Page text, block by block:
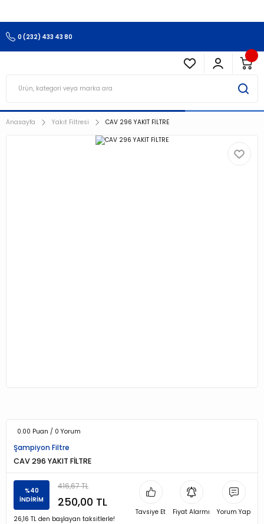
0 (232) 433 43 80
Anasayfa Yakıt Filtresi CAV 296 YAKIT FİLTRE
0.00 Puan / 0 Yorum
Şampiyon Filtre
CAV 296 YAKIT FİLTRE
%40
İNDİRİM
416,67 TL
250,00 TL
26,16 TL den başlayan taksitlerle!
Tavsiye Et Fiyat Alarmı Yorum Yap